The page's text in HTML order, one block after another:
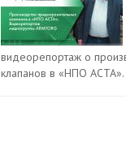
видеорепортаж о
клапанов в «НПО АСТА».